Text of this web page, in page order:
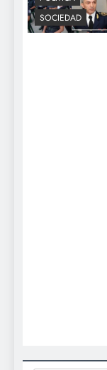
SOCIEDAD